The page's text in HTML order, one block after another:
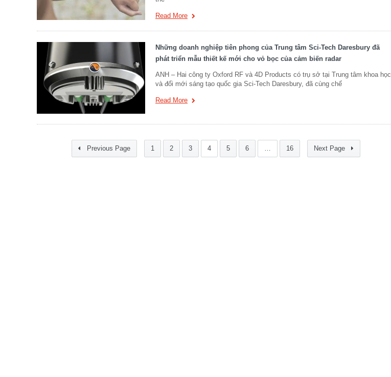
Read More
Những doanh nghiệp tiên phong của Trung tâm Sci-Tech Daresbury đã
phát triển mẫu thiết kế mới cho vỏ bọc của cảm biến radar
ANH – Hai công ty Oxford RF và 4D Products có trụ sở tại Trung tâm khoa học
và đổi mới sáng tạo quốc gia Sci-Tech Daresbury, đã cùng chế
Read More
Previous Page 1 2 3 4 5 6 … 16 Next Page